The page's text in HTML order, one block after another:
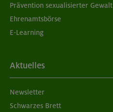
Prävention sexualisierter Gewalt
Ehrenamtsbörse
E-Learning
Aktuelles
Newsletter
Schwarzes Brett